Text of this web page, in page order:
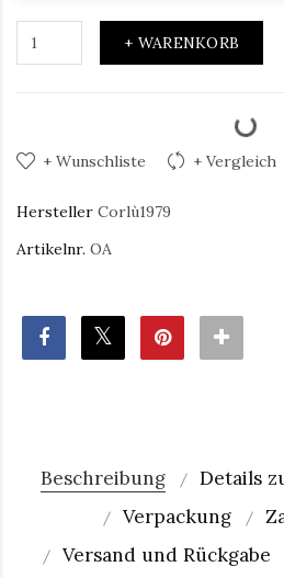
+ WARENKORB
+ Wunschliste + Vergleich
Hersteller Corlù1979
Artikelnr. OA
Beschreibung
Details
Verpackung
Versand und Rückgabe